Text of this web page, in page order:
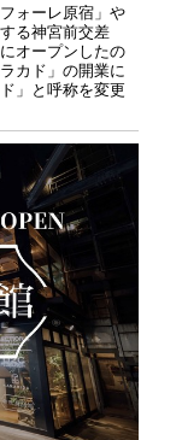
ォーレ原宿」や
る神宮前交差
オープンしたの
カド」の開業に
」と呼称を変更